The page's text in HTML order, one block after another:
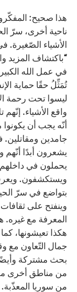
هذا صحيح:
ناحية أخرى، سرّ
الأشياء الصّغيرة.
“باكتشاف المزيد
في عمل الله
تُمَثِّلُ حقًا حماية
ليسوا تحت رحمة
واقع الأشياء.
أنّه يجب أن يكونوا
جامدين ومقاتلين.
يشعرون أبدًا
يحملون في
ويستكشفون.
بتواضع في سرّ
وينفتح على
المعرفة مع غيره.
هكذا تعيشونها،
جمال التّعاون مع
بحث مشتركة
من مناطق أخرى
من سوريا المعذّبة.